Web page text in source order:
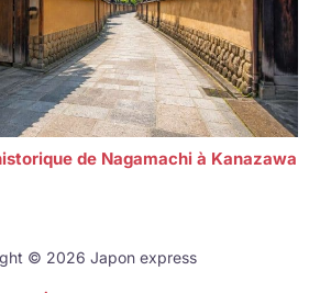
de Nagamachi à Kanazawa
© 2026 Japon express